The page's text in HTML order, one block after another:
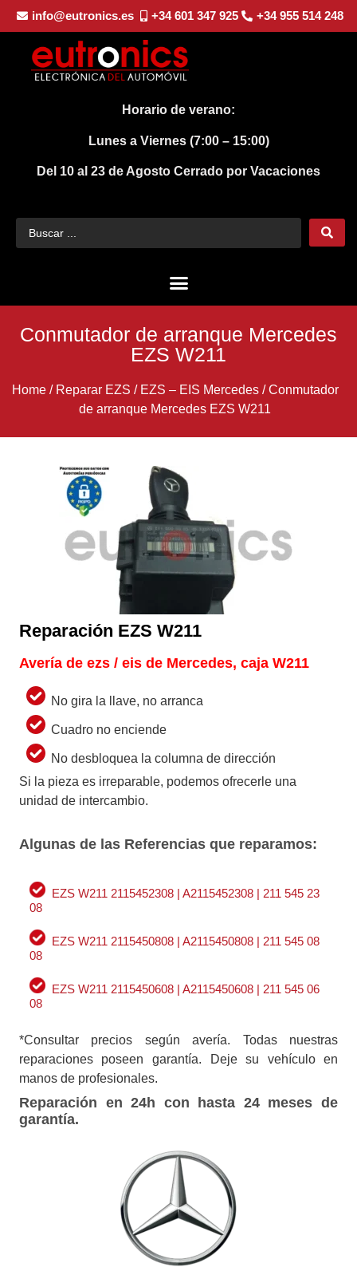
info@eutronics.es +34 601 347 925 +34 955 514 248
Horario de verano:
Lunes a Viernes (7:00 – 15:00)
Del 10 al 23 de Agosto Cerrado por Vacaciones
Conmutador de arranque Mercedes
EZS W211
Home/ Reparar EZS / EZS – EIS Mercedes/Conmutador
de arranque Mercedes EZS W211
Reparación EZS W211
Avería de ezs / eis de Mercedes, caja W211
No gira la llave, no arranca
Cuadro no enciende
No desbloquea la columna de dirección
Si la pieza es irreparable, podemos ofrecerle una
unidad de intercambio.
Algunas de las Referencias que reparamos:
EZS W211 2115452308 | A2115452308 | 211 545 23
08
EZS W211 2115450808 | A2115450808 | 211 545 08
08
EZS W211 2115450608 | A2115450608 | 211 545 06
08
*Consultar precios según avería. Todas nuestras
reparaciones poseen garantía. Deje su vehículo en
manos de profesionales.
Reparación en 24h con hasta 24 meses de
garantía.